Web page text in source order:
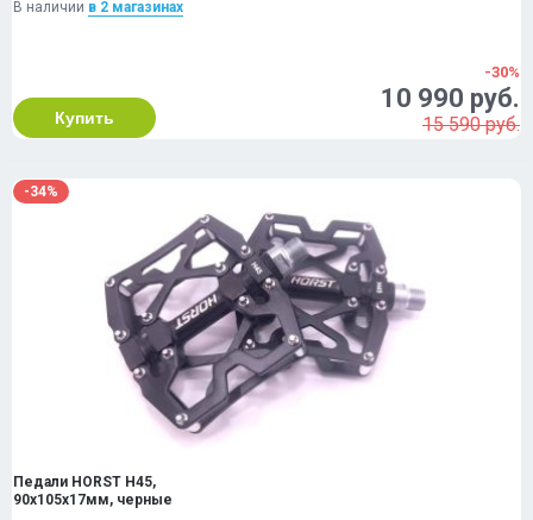
В наличии в 2 магазинах
Купить
-30%
10 990 руб.
15 590 руб.
-34%
Педали HORST H45,
90x105x17мм, черные